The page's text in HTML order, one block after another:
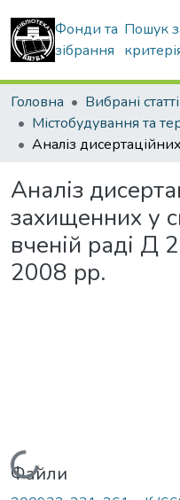
Фонди та
зібрання
Пошук
Головна
Аналіз
захищенних у
вченій раді Д
2008 рр.
Вантажиться...
Файли